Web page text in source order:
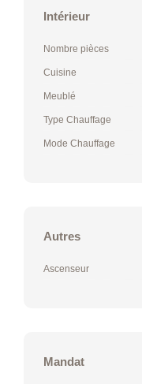
Intérieur
Nombre pièces
Cuisine
Meublé
Type Chauffage
Mode Chauffage
Autres
Ascenseur
Mandat